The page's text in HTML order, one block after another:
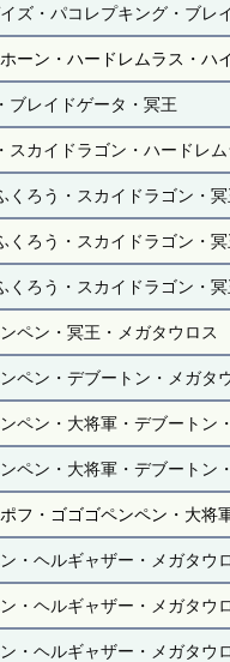
ズ・パコレプキング・ブレ
ーン・ハードレムラス・
ブレイドゲータ・冥王
カイドラゴン・ハードレ
ろう・スカイドラゴン・
ろう・スカイドラゴン・
ろう・スカイドラゴン・
ペン・冥王・メガタウロス
ペン・デブートン・メガタ
ペン・大将軍・デブートン
ペン・大将軍・デブートン
フ・ゴゴゴペンペン・大将
・ヘルギャザー・メガタウ
・ヘルギャザー・メガタウ
・ヘルギャザー・メガタウ